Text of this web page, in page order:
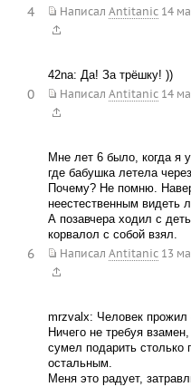
Написал Antitanic 14
4
42na: Да! За трёшку! ))
Написал Antitanic 14
0
Мне лет 6 было, когда я
где бабушка летела
Почему? Не помню.
неестественным видеть
А позавчера ходил с
корвалол с собой взял.
Написал Antitanic 13
6
mrzvalx: Человек
Ничего не требуя
сумел подарить
остальным.
Меня это радует,